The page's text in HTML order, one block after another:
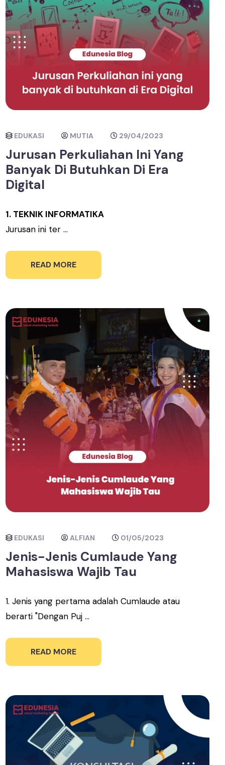
EDUKASI MUTIA 29/04/2023
Jurusan Perkuliahan Ini Yang
Banyak Di Butuhkan Di Era
Digital
1. TEKNIK INFORMATIKA
Jurusan ini ter ...
READ MORE
EDUKASI ALFIAN 01/05/2023
Jenis-Jenis Cumlaude Yang
Mahasiswa Wajib Tau
1. Jenis yang pertama adalah Cumlaude atau
berarti "Dengan Puj ...
READ MORE